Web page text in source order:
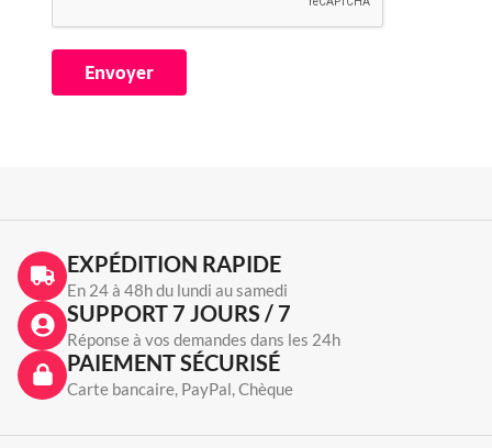
EXPÉDITION RAPIDE
En 24 à 48h du lundi au samedi
SUPPORT 7 JOURS / 7
Réponse à vos demandes dans les 24h
PAIEMENT SÉCURISÉ
Carte bancaire, PayPal, Chèque